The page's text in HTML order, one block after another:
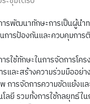
ารพัฒนาทักษะการเป็นผู้นำ
การป้องกันและควบคุมการติ
รใช้ทักษะในการจัดการโค
และสร้างความร่วมมืออย่า
การจัดการความขัดแย้งแล
โลยี รวมทั้งการใช้กลยุทธ์ใ